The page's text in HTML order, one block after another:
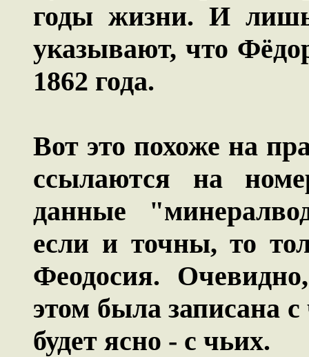
годы жизни. И лишь
указывают, что
1862 года.
Вот это похоже на
ссылаются на
данные
если и точны, то
Феодосия.
этом была записана
будет ясно - с чьих.